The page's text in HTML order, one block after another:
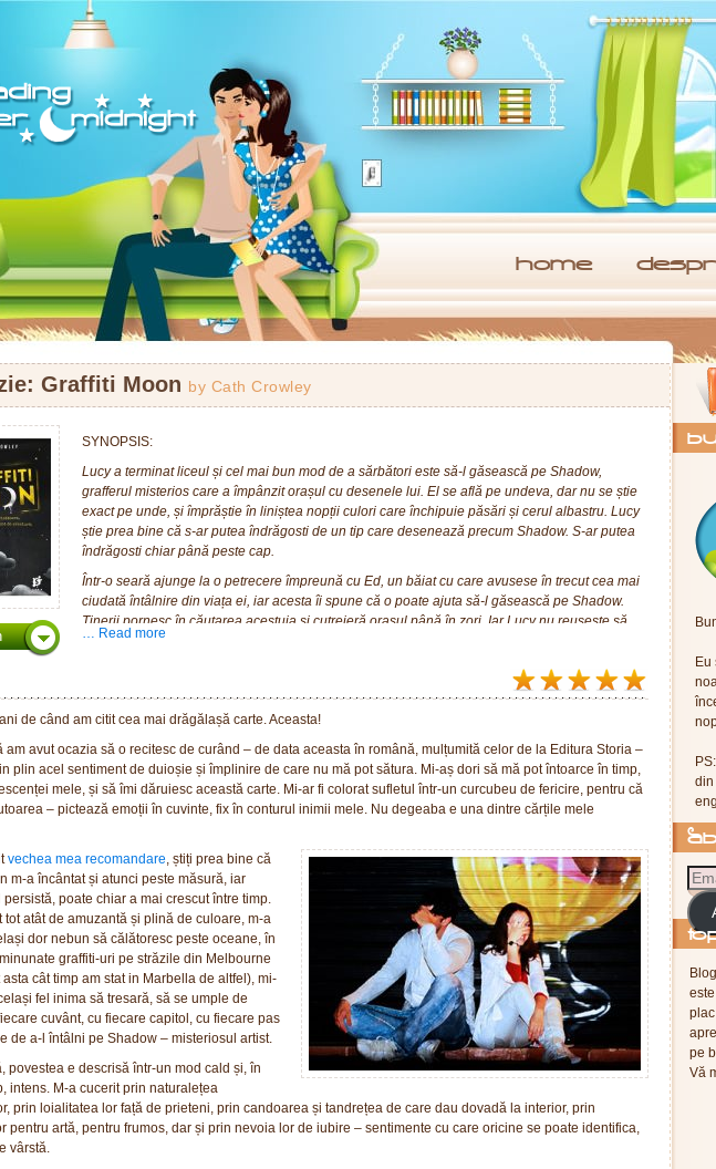
home
Graffiti Moon by Cath Crowley
SYNOPSIS:
Lucy a terminat liceul și cel mai bun mod de a sărbători este să-l găsească pe Shadow,
grafferul misterios care a împânzit orașul cu desenele lui. El se află pe undeva, dar nu se știe
exact pe unde, și împrăștie în liniștea nopții culori care închipuie păsări și cerul albastru. Lucy
știe prea bine că s-ar putea îndrăgosti de un tip care desenează precum Shadow. S-ar putea
îndrăgosti chiar până peste cap.
Într-o seară ajunge la o petrecere împreună cu Ed, un băiat cu care avusese în trecut cea mai
ciudată întâlnire din viața ei, iar acesta îi spune că o poate ajuta să-l găsească pe Shadow.
Tinerii pornesc în căutarea acestuia și cutreieră orașul până în zori. Iar Lucy nu reușește să
vadă că adevărul se află chiar înaintea ochilor ei.
Douăzeci și patru de ore intense și pline de aventură din viețile unor tineri gata să devină
adulți, să termine liceul, să descopere cine sunt cu adevărat și cine vor să fie.
… Read more
de când am citit cea mai drăgălașă carte. Aceasta!
am avut ocazia să o recitesc de curând – de data aceasta în română, mulțumită celor de la Editura Storia –
plin acel sentiment de duioșie și împlinire de care nu mă pot sătura. Mi-aș dori să mă pot întoarce în timp,
mele, și să îmi dăruiesc această carte. Mi-ar fi colorat sufletul într-un curcubeu de fericire, pentru că
– pictează emoții în cuvinte, fix în conturul inimii mele. Nu degeaba e una dintre cărțile mele
vechea mea recomandare, știți prea bine că
m-a încântat și atunci peste măsură, iar
persistă, poate chiar a mai crescut între timp.
tot atât de amuzantă și plină de culoare, m-a
dor nebun să călătoresc peste oceane, în
graffiti-uri pe străzile din Melbourne
asta cât timp am stat in Marbella de altfel), mi-
fel inima să tresară, să se umple de
cuvânt, cu fiecare capitol, cu fiecare pas
de a-l întâlni pe Shadow – misteriosul artist.
povestea e descrisă într-un mod cald și, în
intens. M-a cucerit prin naturalețea
prin loialitatea lor față de prieteni, prin candoarea și tandrețea de care dau dovadă la interior, prin
pentru artă, pentru frumos, dar și prin nevoia lor de iubire – sentimente cu care oricine se poate identifica,
vârstă.
Eu
din
pe
Vă